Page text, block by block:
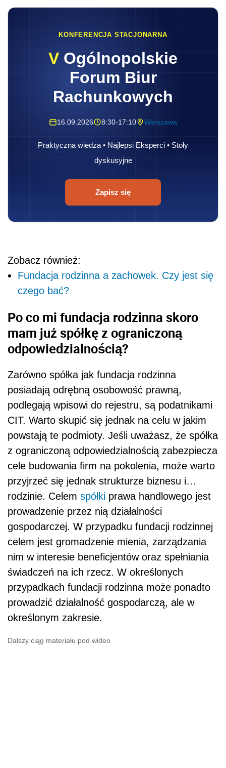
KONFERENCJA STACJONARNA
V Ogólnopolskie
Forum Biur
Rachunkowych
16.09.2026 8:30-17:10 Warszawa
Praktyczna wiedza • Najlepsi Eksperci • Stoły
dyskusyjne
Zapisz się
Zobacz również:
Fundacja rodzinna a zachowek. Czy jest się
czego bać?
Po co mi fundacja rodzinna skoro
mam już spółkę z ograniczoną
odpowiedzialnością?
Zarówno spółka jak fundacja rodzinna
posiadają odrębną osobowość prawną,
podlegają wpisowi do rejestru, są podatnikami
CIT. Warto skupić się jednak na celu w jakim
powstają te podmioty. Jeśli uważasz, że spółka
z ograniczoną odpowiedzialnością zabezpiecza
cele budowania firm na pokolenia, może warto
przyjrzeć się jednak strukturze biznesu i…
rodzinie. Celem spółki prawa handlowego jest
prowadzenie przez nią działalności
gospodarczej. W przypadku fundacji rodzinnej
celem jest gromadzenie mienia, zarządzania
nim w interesie beneficjentów oraz spełniania
świadczeń na ich rzecz. W określonych
przypadkach fundacji rodzinna może ponadto
prowadzić działalność gospodarczą, ale w
określonym zakresie.
Dalszy ciąg materiału pod wideo